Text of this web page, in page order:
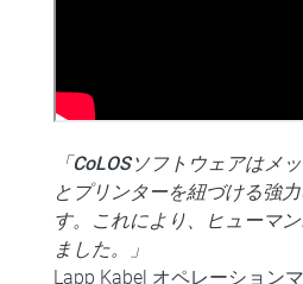
「CoLOSソフトウェアはメ
とプリンターを紐づける強
す。これにより、ヒューマ
ました。」
Lapp Kabel オペレーション